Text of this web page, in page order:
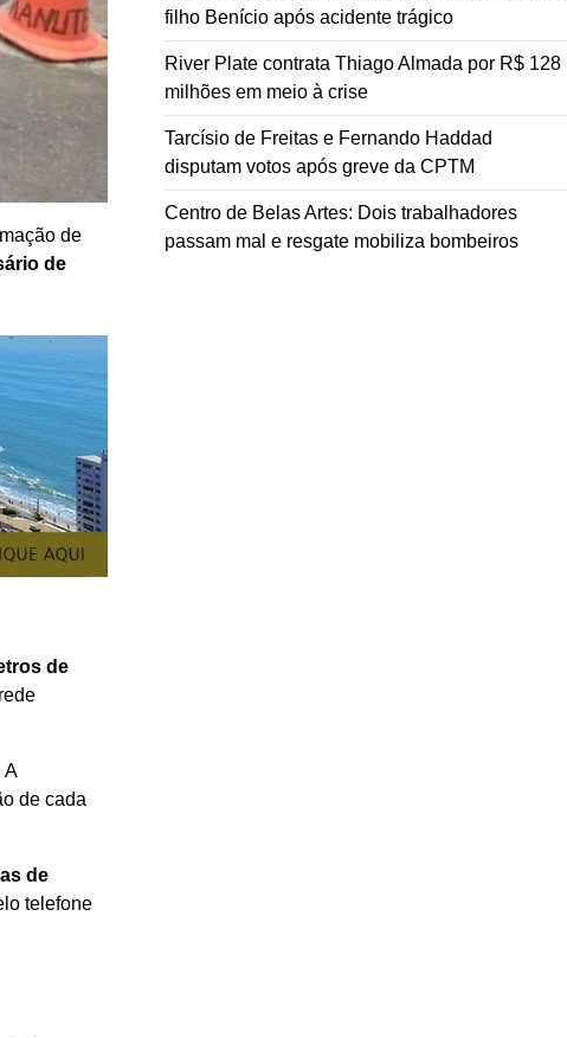
de
de
de
A
de cada
de
telefone
filho Benício após acidente trágico
River Plate contrata Thiago Almada por R$ 128
milhões em meio à crise
Tarcísio de Freitas e Fernando Haddad
disputam votos após greve da CPTM
Centro de Belas Artes: Dois trabalhadores
passam mal e resgate mobiliza bombeiros